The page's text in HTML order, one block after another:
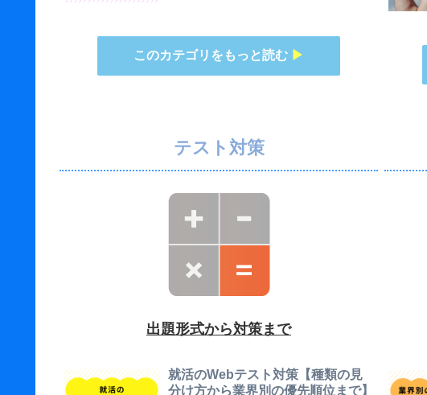
このカテゴリをもっと読む ▶
テスト対策
出題形式から対策まで
就活のWebテスト対策【種類の見
分け方から業界別の優先順位まで】